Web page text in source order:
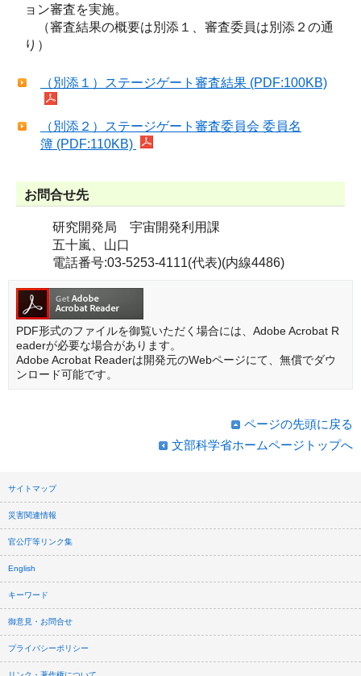
ョン審査を実施。
（審査結果の概要は別添１、審査委員は別添２の通
り）
（別添１）ステージゲート審査結果 (PDF:100KB)
（別添２）ステージゲート審査委員会 委員名
簿 (PDF:110KB)
お問合せ先
研究開発局 宇宙開発利用課
五十嵐、山口
電話番号:03-5253-4111(代表)(内線4486)
PDF形式のファイルを御覧いただく場合には、Adobe Acrobat R
eaderが必要な場合があります。
Adobe Acrobat Readerは開発元のWebページにて、無償でダウ
ンロード可能です。
ページの先頭に戻る
文部科学省ホームページトップへ
サイトマップ
災害関連情報
官公庁等リンク集
English
キーワード
御意見・お問合せ
プライバシーポリシー